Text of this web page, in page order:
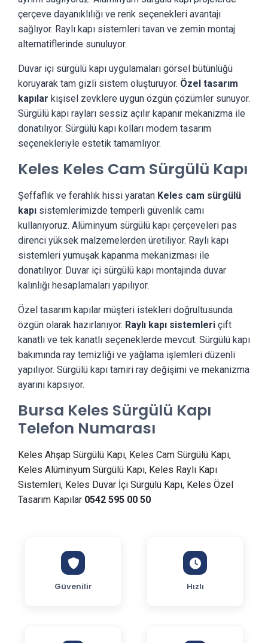
çerçeve dayanıklılığı ve renk seçenekleri avantajı
sağlıyor. Raylı kapı sistemleri tavan ve zemin montaj
alternatiflerinde sunuluyor.
Duvar içi sürgülü kapı uygulamaları görsel bütünlüğü
koruyarak tam gizli sistem oluşturuyor. Özel tasarım
kapılar kişisel zevklere uygun özgün çözümler sunuyor.
Sürgülü kapı rayları sessiz açılır kapanır mekanizma ile
donatılıyor. Sürgülü kapı kolları modern tasarım
seçenekleriyle estetik tamamlıyor.
Keles Keles Cam Sürgülü Kapı
Şeffaflık ve ferahlık hissi yaratan Keles cam sürgülü
kapı sistemlerimizde temperli güvenlik camı
kullanıyoruz. Alüminyum sürgülü kapı çerçeveleri pas
direnci yüksek malzemelerden üretiliyor. Raylı kapı
sistemleri yumuşak kapanma mekanizması ile
donatılıyor. Duvar içi sürgülü kapı montajında duvar
kalınlığı hesaplamaları yapılıyor.
Özel tasarım kapılar müşteri istekleri doğrultusunda
özgün olarak hazırlanıyor. Raylı kapı sistemleri çift
kanatlı ve tek kanatlı seçeneklerde mevcut. Sürgülü kapı
bakımında ray temizliği ve yağlama işlemleri düzenli
yapılıyor. Sürgülü kapı tamiri ray değişimi ve mekanizma
ayarını kapsıyor.
Bursa Keles Sürgülü Kapı
Telefon Numarası
Keles Ahşap Sürgülü Kapı, Keles Cam Sürgülü Kapı,
Keles Alüminyum Sürgülü Kapı, Keles Raylı Kapı
Sistemleri, Keles Duvar İçi Sürgülü Kapı, Keles Özel
Tasarım Kapılar 0542 595 00 50
Güvenilir Hızlı